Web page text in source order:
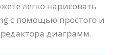
легко нарисовать
с помощью простого и
диаграмм.